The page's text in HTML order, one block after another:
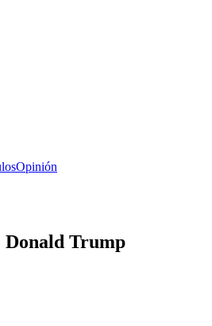
Opinión
Donald Trump